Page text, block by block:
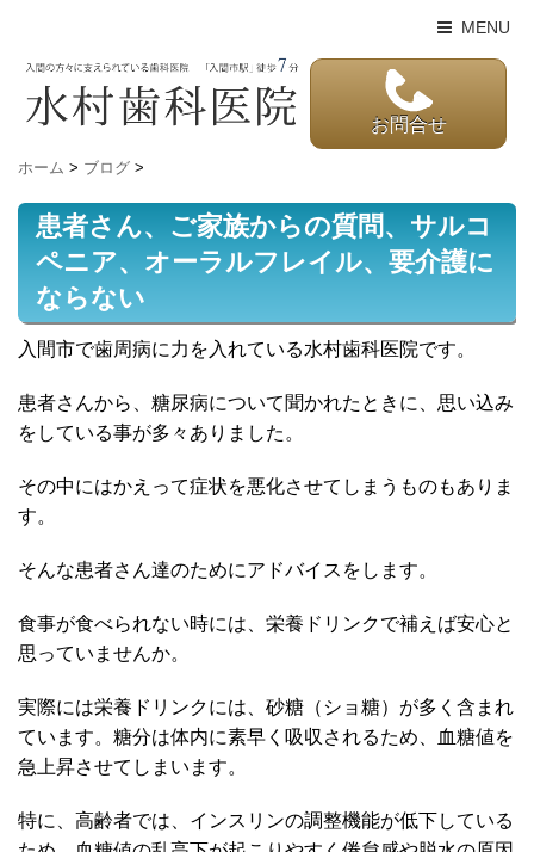
MENU
お問合せ
ホーム > ブログ >
患者さん、ご家族からの質問、サルコ
ペニア、オーラルフレイル、要介護に
ならない
入間市で歯周病に力を入れている水村歯科医院です。
患者さんから、糖尿病について聞かれたときに、思い込み
をしている事が多々ありました。
その中にはかえって症状を悪化させてしまうものもありま
す。
そんな患者さん達のためにアドバイスをします。
食事が食べられない時には、栄養ドリンクで補えば安心と
思っていませんか。
実際には栄養ドリンクには、砂糖（ショ糖）が多く含まれ
ています。糖分は体内に素早く吸収されるため、血糖値を
急上昇させてしまいます。
特に、高齢者では、インスリンの調整機能が低下している